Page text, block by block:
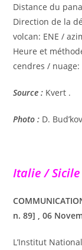
Distance du
Direction de la
volcan: ENE /
Heure et
cendres / nuage:
Source : Kvert .
Photo : D.
Italie / Sicile
n. 89] , 06
L’Institut